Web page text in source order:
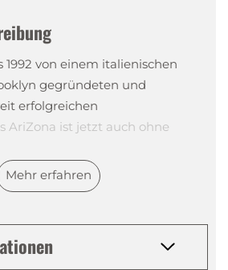
1992 von einem italienischen
gegründeten und
erfolgreichen
AriZona ist jetzt auch ohne
Extrakt und eine kleine
beliebten Eistee aus grünem
Mehr erfahren